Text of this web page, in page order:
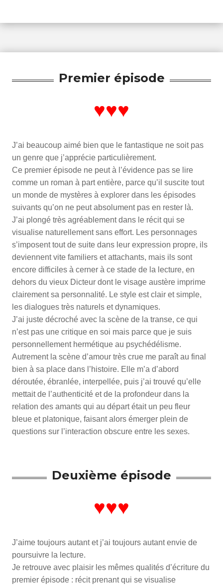
Premier épisode
♥♥♥
J’ai beaucoup aimé bien que le fantastique ne soit pas
un genre que j’apprécie particulièrement.
Ce premier épisode ne peut à l’évidence pas se lire
comme un roman à part entière, parce qu’il suscite tout
un monde de mystères à explorer dans les épisodes
suivants qu’on ne peut absolument pas en rester là.
J’ai plongé très agréablement dans le récit qui se
visualise naturellement sans effort. Les personnages
s’imposent tout de suite dans leur expression propre, ils
deviennent vite familiers et attachants, mais ils sont
encore difficiles à cerner à ce stade de la lecture, en
dehors du vieux Dicteur dont le visage austère imprime
clairement sa personnalité. Le style est clair et simple,
les dialogues très naturels et dynamiques.
J’ai juste décroché avec la scène de la transe, ce qui
n’est pas une critique en soi mais parce que je suis
personnellement hermétique au psychédélisme.
Autrement la scène d’amour très crue me paraît au final
bien à sa place dans l’histoire. Elle m’a d’abord
déroutée, ébranlée, interpellée, puis j’ai trouvé qu’elle
mettait de l’authenticité et de la profondeur dans la
relation des amants qui au départ était un peu fleur
bleue et platonique, faisant alors émerger plein de
questions sur l’interaction obscure entre les sexes.
Deuxième épisode
♥♥♥
J’aime toujours autant et j’ai toujours autant envie de
poursuivre la lecture.
Je retrouve avec plaisir les mêmes qualités d’écriture du
premier épisode : récit prenant qui se visualise